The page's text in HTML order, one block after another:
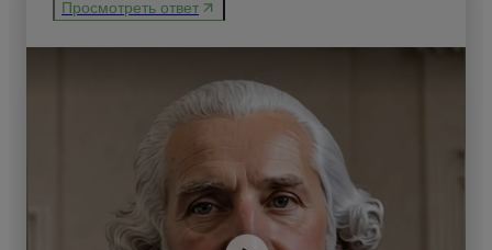
Просмотреть ответ